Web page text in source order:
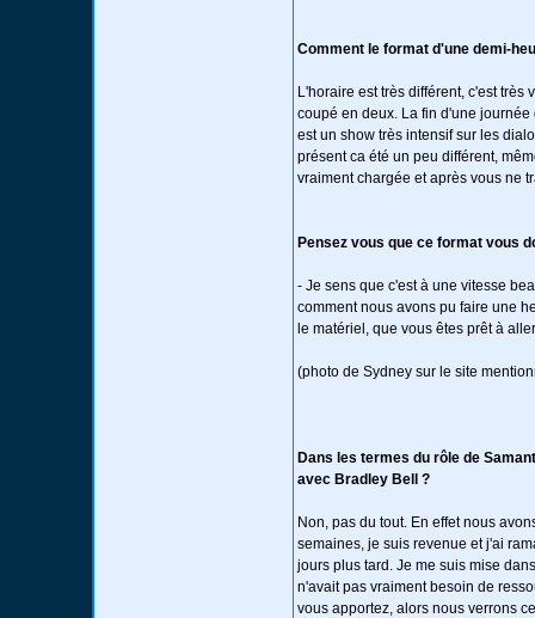
Comment le format d'une demi-
L'horaire est très différent, c'est très
coupé en deux. La fin d'une
est un show très intensif sur les
présent ca été un peu différent,
vraiment chargée et après vous ne
Pensez vous que ce format vous
- Je sens que c'est à une vitesse
comment nous avons pu faire une
le matériel, que vous êtes prêt à
(photo de Sydney sur le site
Dans les termes du rôle de
avec Bradley Bell ?
Non, pas du tout. En effet nous
semaines, je suis revenue et j'ai
jours plus tard. Je me suis mise
n'avait pas vraiment besoin de
vous apportez, alors nous verrons